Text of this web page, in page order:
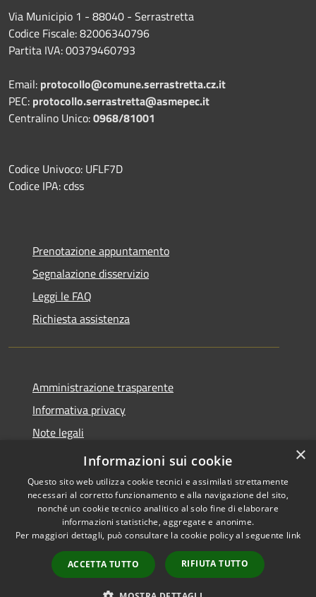
Via Municipio 1 - 88040 - Serrastretta
Codice Fiscale: 82006340796
Partita IVA: 00379460793
Email: protocollo@comune.serrastretta.cz.it
PEC: protocollo.serrastretta@asmepec.it
Centralino Unico:0968/81001
Codice Univoco: UFLF7D
Codice IPA: cdss
Prenotazione appuntamento
Segnalazione disservizio
Leggi le FAQ
Richiesta assistenza
Amministrazione trasparente
Informativa privacy
Note legali
Dichiarazione di accessibilità
Accessibilità
Copyright © 2026 • Comune di
Serrastretta • Powered by
Municipium•
Accesso
redazione
×
Informazioni sui cookie
Questo sito web utilizza cookie tecnici e assimilati strettamente
necessari al corretto funzionamento e alla navigazione del sito,
nonché un cookie tecnico analitico al solo fine di elaborare
informazioni statistiche, aggregate e anonime.
Per maggiori dettagli, può consultare la cookie policy al seguente link
ACCETTA TUTTO RIFIUTA TUTTO